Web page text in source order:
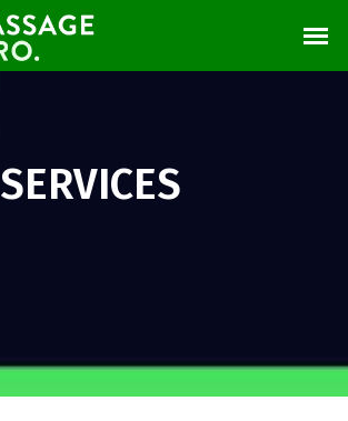
SERVICES